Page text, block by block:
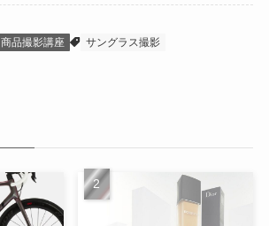
商品撮影講座 サングラス撮影